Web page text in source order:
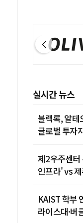
실시간 뉴스
블랙록, 알
글로벌 투자
제2우주센
인프라' vs
KAIST 학부
라이스대·버